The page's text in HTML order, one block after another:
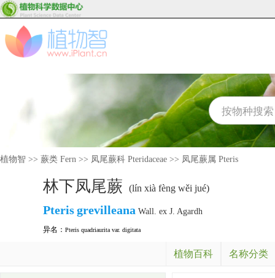
植物智 >> 蕨类 Fern >> 凤尾蕨科 Pteridaceae >> 凤尾蕨属 Pteris
林下凤尾蕨 (lín xià fèng wěi jué)
Pterisgrevilleana Wall. ex J. Agardh
异名： Pteris quadriaurita var. digitata
植物百科 名称分类